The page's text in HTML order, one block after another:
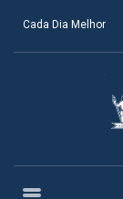
Cada Dia Melhor